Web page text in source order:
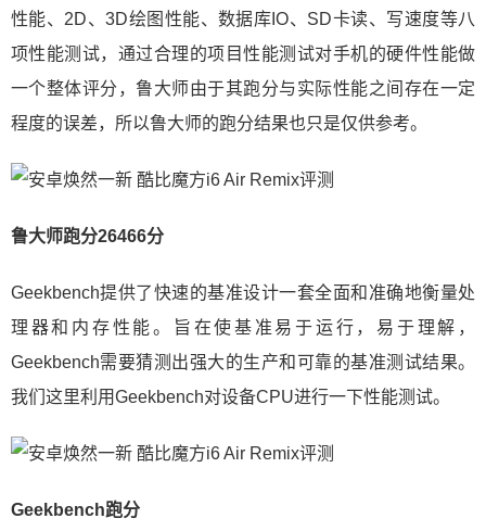
性能、2D、3D绘图性能、数据库IO、SD卡读、写速度等八
项性能测试，通过合理的项目性能测试对手机的硬件性能做
一个整体评分，鲁大师由于其跑分与实际性能之间存在一定
程度的误差，所以鲁大师的跑分结果也只是仅供参考。
鲁大师跑分26466分
Geekbench提供了快速的基准设计一套全面和准确地衡量处
理器和内存性能。旨在使基准易于运行，易于理解，
Geekbench需要猜测出强大的生产和可靠的基准测试结果。
我们这里利用Geekbench对设备CPU进行一下性能测试。
Geekbench跑分